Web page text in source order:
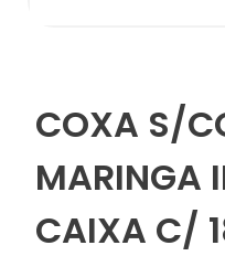
COXA S/
MARINGA
CAIXA C/